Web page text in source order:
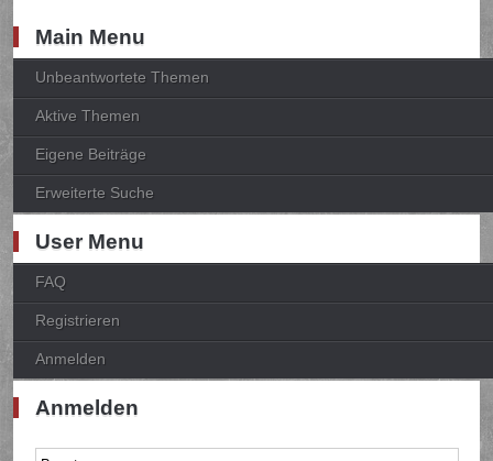
Main Menu
Unbeantwortete Themen
Aktive Themen
Eigene Beiträge
Erweiterte Suche
User Menu
FAQ
Registrieren
Anmelden
Anmelden